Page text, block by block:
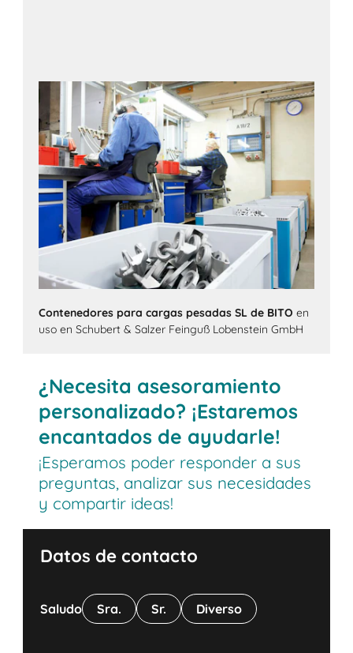
Contenedores para cargas pesadas SL de BITO en
uso en Schubert & Salzer Feinguß Lobenstein GmbH
¿Necesita asesoramiento
personalizado? ¡Estaremos
encantados de ayudarle!
¡Esperamos poder responder a sus
preguntas, analizar sus necesidades
y compartir ideas!
Datos de contacto
Saludo Sra. Sr. Diverso